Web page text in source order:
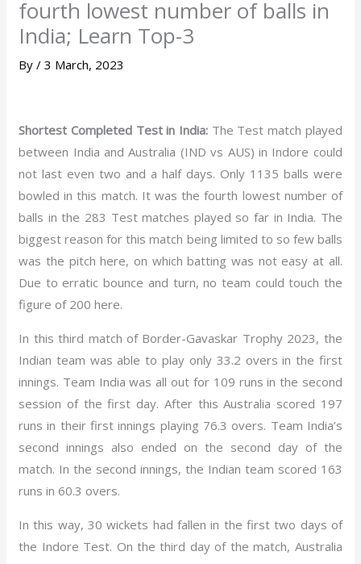
fourth lowest number of balls in
India; Learn Top-3
By/3 March, 2023
Shortest Completed Test in India: The Test match played
between India and Australia (IND vs AUS) in Indore could
not last even two and a half days. Only 1135 balls were
bowled in this match. It was the fourth lowest number of
balls in the 283 Test matches played so far in India. The
biggest reason for this match being limited to so few balls
was the pitch here, on which batting was not easy at all.
Due to erratic bounce and turn, no team could touch the
figure of 200 here.
In this third match of Border-Gavaskar Trophy 2023, the
Indian team was able to play only 33.2 overs in the first
innings. Team India was all out for 109 runs in the second
session of the first day. After this Australia scored 197
runs in their first innings playing 76.3 overs. Team India’s
second innings also ended on the second day of the
match. In the second innings, the Indian team scored 163
runs in 60.3 overs.
In this way, 30 wickets had fallen in the first two days of
the Indore Test. On the third day of the match, Australia